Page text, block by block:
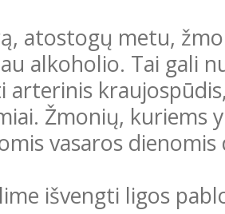
atostogų metu,
alkoholio. Tai gali
arterinis
Žmonių, kuriems
vasaros
išvengti ligos